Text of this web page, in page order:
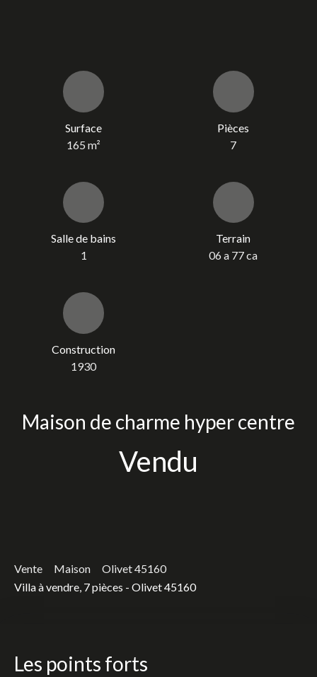
Surface
165m²
Pièces
7
Salle de bains
1
Terrain
06 a 77 ca
Construction
1930
Maison de charme hyper centre
Vendu
Vente Maison
Olivet 45160
Villa à vendre, 7 pièces - Olivet 45160
Les points forts